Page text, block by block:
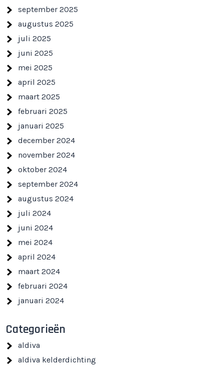
september 2025
augustus 2025
juli 2025
juni 2025
mei 2025
april 2025
maart 2025
februari 2025
januari 2025
december 2024
november 2024
oktober 2024
september 2024
augustus 2024
juli 2024
juni 2024
mei 2024
april 2024
maart 2024
februari 2024
januari 2024
Categorieën
aldiva
aldiva kelderdichting